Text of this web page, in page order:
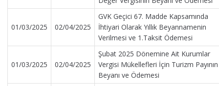
01/03/2025 02/04/2025
GVK Geçici 67. Madde Kapsamında
İhtiyari Olarak Yıllık Beyannamenin
Verilmesi ve 1.Taksit Ödemesi
01/03/2025 02/04/2025
Şubat 2025 Dönemine Ait Kurumlar
Vergisi Mükellefleri İçin Turizm Payının
Beyanı ve Ödemesi